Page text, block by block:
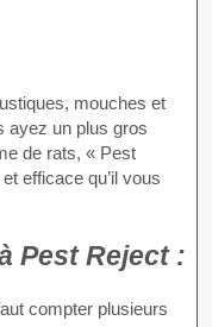
mouches et
ayez un plus gros
de rats, « Pest
efficace qu’il vous
Pest Reject :
compter plusieurs